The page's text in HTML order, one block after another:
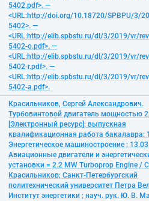
5402.pdf>. —
<URL:http://doi.org/10.18720/SPBPU/3/
5402>. —
<URL:http://elib.spbstu.ru/dl/3/2019/vr/
5402-o.pdf>. —
<URL:http://elib.spbstu.ru/dl/3/2019/vr/
5402-r.pdf>. —
<URL:http://elib.spbstu.ru/dl/3/2019/vr/
5402-a.pdf>.
Красильников, Сергей Александрович.
Турбовинтовой двигатель мощностью
[Электронный ресурс]: выпускная
квалификационная работа бакалавра:
Энергетическое машиностроение ;
Авиационные двигатели и
установки = 2.2 MW Turboprop Engine /
Красильников; Санкт-Петербургский
политехнический университет Петра
Институт энергетики ; науч. рук. Ю. В.